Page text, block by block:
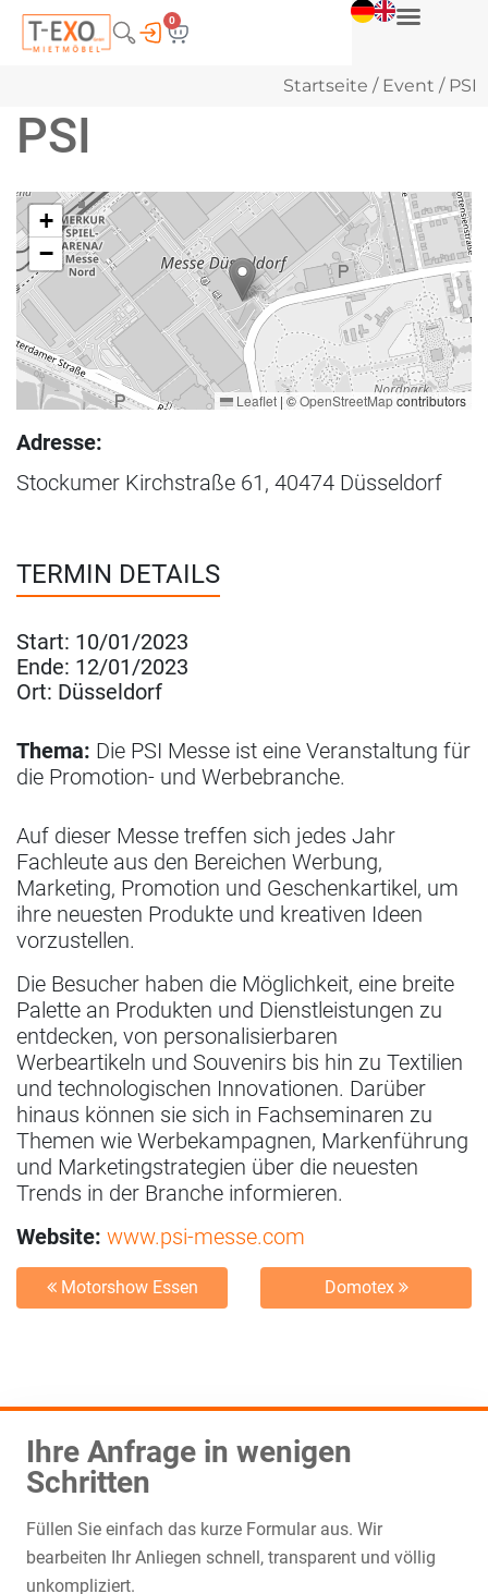
0
Startseite / Event / PSI
PSI
+
−
Leaflet | ©OpenStreetMapcontributors
Adresse:
Stockumer Kirchstraße 61, 40474 Düsseldorf
TERMIN DETAILS
Start: 10/01/2023
Ende: 12/01/2023
Ort: Düsseldorf
Thema: Die PSI Messe ist eine Veranstaltung für
die Promotion- und Werbebranche.
Auf dieser Messe treffen sich jedes Jahr
Fachleute aus den Bereichen Werbung,
Marketing, Promotion und Geschenkartikel, um
ihre neuesten Produkte und kreativen Ideen
vorzustellen.
Die Besucher haben die Möglichkeit, eine breite
Palette an Produkten und Dienstleistungen zu
entdecken, von personalisierbaren
Werbeartikeln und Souvenirs bis hin zu Textilien
und technologischen Innovationen. Darüber
hinaus können sie sich in Fachseminaren zu
Themen wie Werbekampagnen, Markenführung
und Marketingstrategien über die neuesten
Trends in der Branche informieren.
Website: www.psi-messe.com
Motorshow Essen Domotex
Ihre Anfrage in wenigen
Schritten
Füllen Sie einfach das kurze Formular aus. Wir
bearbeiten Ihr Anliegen schnell, transparent und völlig
unkompliziert.